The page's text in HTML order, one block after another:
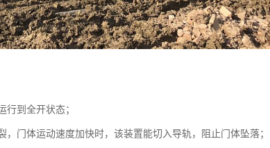
行到全开状态；
门体运动速度加快时，该装置能切入导轨，阻止门体坠落；